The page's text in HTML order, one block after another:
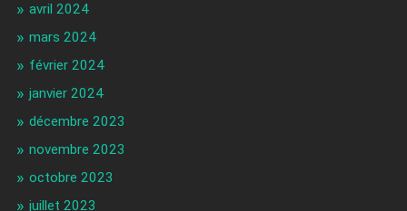
avril 2024
mars 2024
février 2024
janvier 2024
décembre 2023
novembre 2023
octobre 2023
juillet 2023